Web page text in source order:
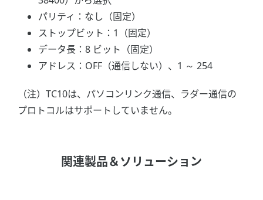
パリティ：なし（固定）
ストップビット：1（固定）
データ長：8 ビット（固定）
アドレス：OFF（通信しない）、1 ～ 254
（注）TC10は、パソコンリンク通信、ラダー通信の
プロトコルはサポートしていません。
関連製品＆ソリューション